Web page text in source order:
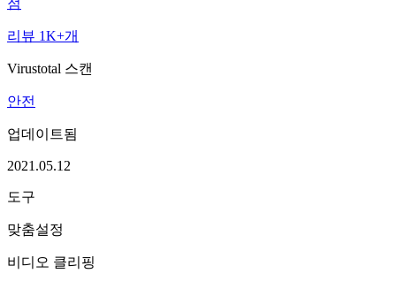
점
리뷰 1K+개
Virustotal 스캔
안전
업데이트됨
2021.05.12
도구
맞춤설정
비디오 클리핑